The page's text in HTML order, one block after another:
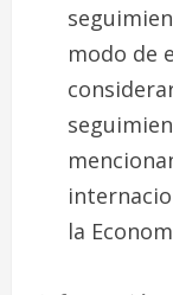
modo de
la